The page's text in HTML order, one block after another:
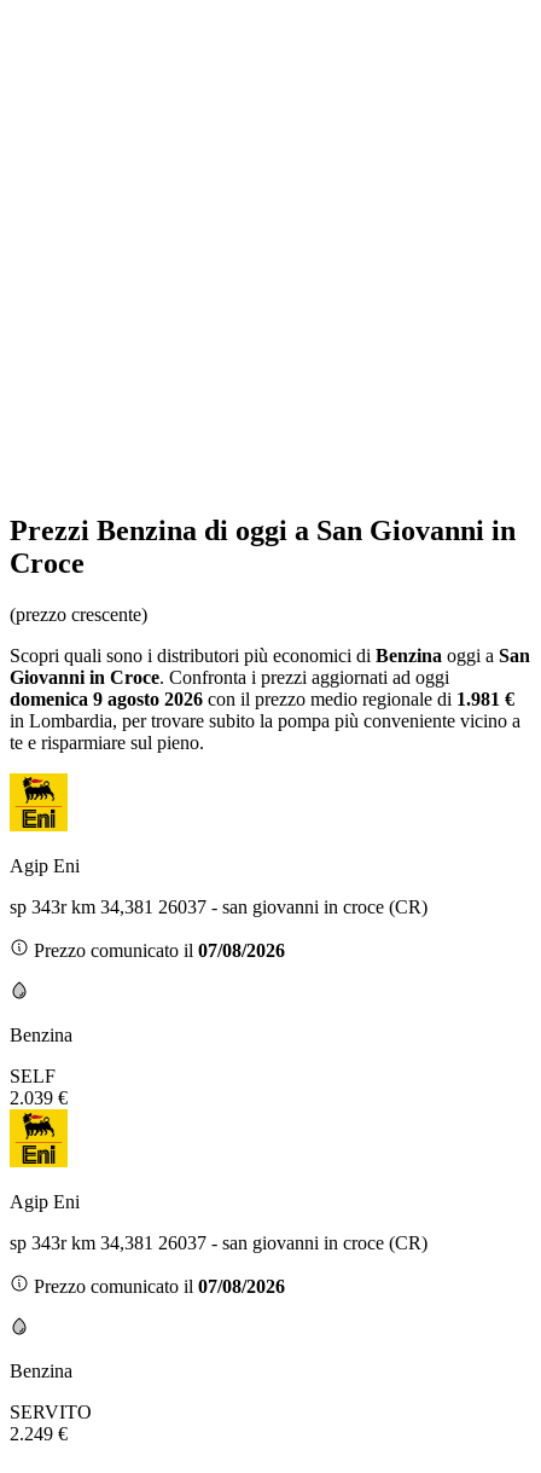
Prezzi Benzina di oggi a San Giovanni in
Croce
(prezzo crescente)
Scopri quali sono i distributori più economici di Benzina oggi a San
Giovanni in Croce. Confronta i prezzi aggiornati ad oggi
domenica 9 agosto 2026 con il prezzo medio regionale di 1.981 €
in Lombardia, per trovare subito la pompa più conveniente vicino a
te e risparmiare sul pieno.
Agip Eni
sp 343r km 34,381 26037 - san giovanni in croce (CR)
Prezzo comunicato il 07/08/2026
Benzina
SELF
2.039 €
Agip Eni
sp 343r km 34,381 26037 - san giovanni in croce (CR)
Prezzo comunicato il 07/08/2026
Benzina
SERVITO
2.249 €